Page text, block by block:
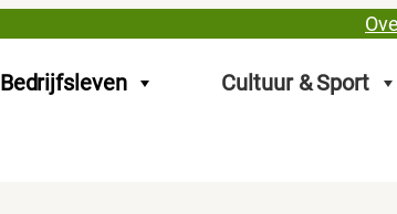
Bedrijfsleven Cultuur & Sport